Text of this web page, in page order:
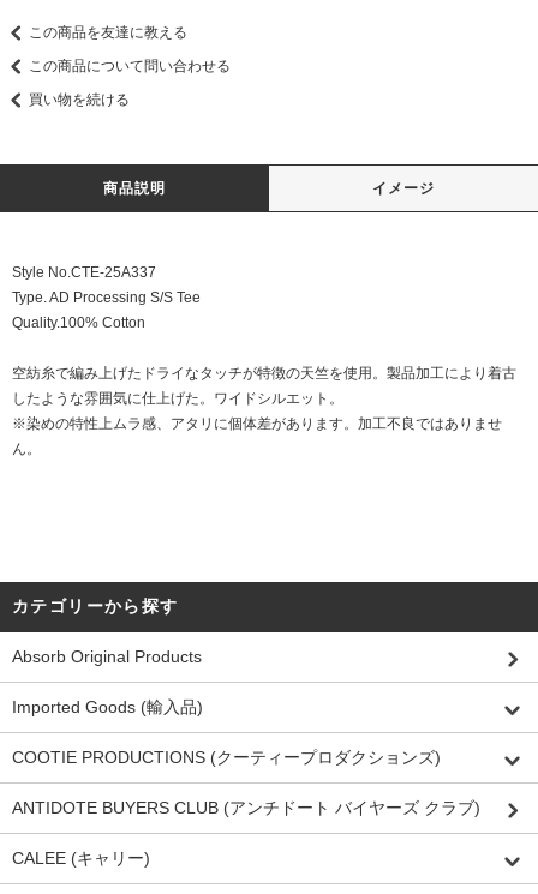
この商品を友達に教える
この商品について問い合わせる
買い物を続ける
商品説明 イメージ
Style No.CTE-25A337
Type. AD Processing S/S Tee
Quality.100% Cotton
空紡糸で編み上げたドライなタッチが特徴の天竺を使用。製品加工により着古
したような雰囲気に仕上げた。ワイドシルエット。
※染めの特性上ムラ感、アタリに個体差があります。加工不良ではありませ
ん。
カテゴリーから探す
Absorb Original Products
Imported Goods (輸入品)
COOTIE PRODUCTIONS (クーティープロダクションズ)
ANTIDOTE BUYERS CLUB (アンチドート バイヤーズ クラブ)
CALEE (キャリー)